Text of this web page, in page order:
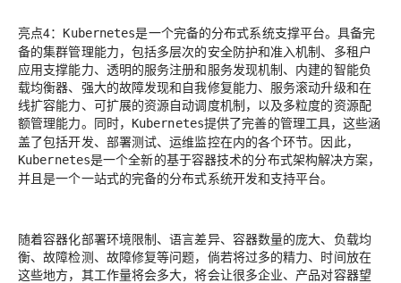
亮点4： Kubernetes是一个完备的分布式系统支撑平台。具备完
备的集群管理能力，包括多层次的安全防护和准入机制、多租户
应用支撑能力、透明的服务注册和服务发现机制、内建的智能负
载均衡器、强大的故障发现和自我修复能力、服务滚动升级和在
线扩容能力、可扩展的资源自动调度机制，以及多粒度的资源配
额管理能力。同时，
Kubernetes提供了完善的管理工具，这些涵
盖了包括开发、部署测试、运维监控在内的各个环节。因此，
Kubernetes是一个全新的基于容器技术的分布式架构解决方案，
并且是一个一站式的完备的分布式系统开发和支持平台。
随着容器化部署环境限制、语言差异、容器数量的庞大、负载均
衡、故障检测、故障修复等问题，倘若将过多的精力、时间放在
这些地方，其工作量将会多大，将会让很多企业、产品对容器望